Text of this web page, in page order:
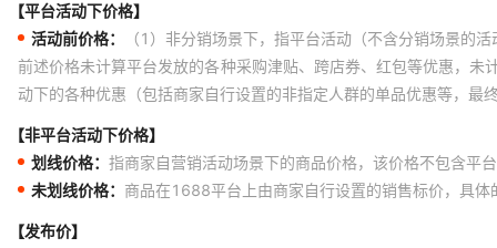
【平台活动下价格】
活动前价格：
（1）非分销场景下，指平台活动（不含分销场景的
前述价格未计算平台发放的各种采购津贴、跨店券、红包等优惠，
动下的各种优惠（包括商家自行设置的非指定人群的单品优惠等，
【非平台活动下价格】
划线价格： 指商家自营销活动场景下的商品价格，该价格不包含平
未划线价格： 商品在1688平台上由商家自行设置的销售标价，具
【发布价】